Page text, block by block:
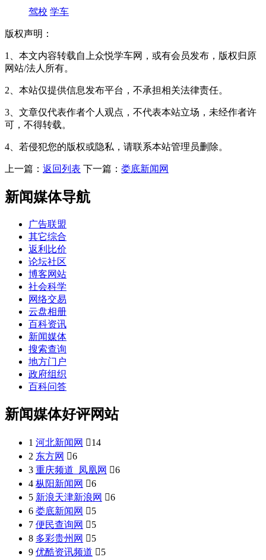
驾校 学车
版权声明：
1、本文内容转载自上众悦学车网，或有会员发布，版权归原
网站/法人所有。
2、本站仅提供信息发布平台，不承担相关法律责任。
3、文章仅代表作者个人观点，不代表本站立场，未经作者许
可，不得转载。
4、若侵犯您的版权或隐私，请联系本站管理员删除。
上一篇： 返回列表 下一篇： 娄底新闻网
新闻媒体导航
广告联盟
其它综合
返利比价
论坛社区
博客网站
社会科学
网络交易
云盘相册
百科资讯
新闻媒体
搜索查询
地方门户
政府组织
百科问答
新闻媒体好评网站
1 河北新闻网 14
2 东方网 6
3 重庆频道_凤凰网 6
4 枞阳新闻网 6
5 新浪天津新浪网 6
6 娄底新闻网 5
7 便民查询网 5
8 多彩贵州网 5
9 优酷资讯频道 5